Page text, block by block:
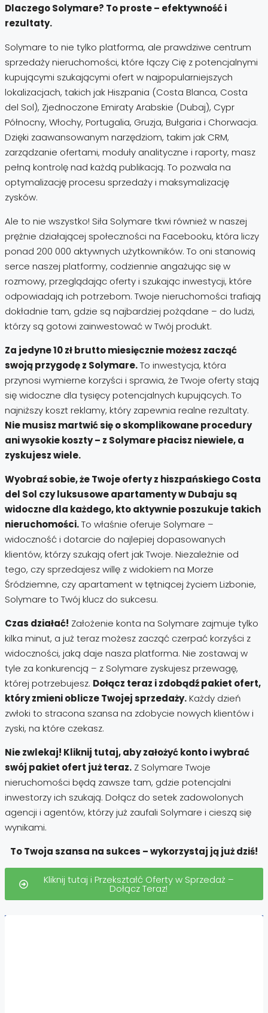
Dlaczego Solymare? To proste – efektywność i
rezultaty.
Solymare to nie tylko platforma, ale prawdziwe centrum
sprzedaży nieruchomości, które łączy Cię z potencjalnymi
kupującymi szukającymi ofert w najpopularniejszych
lokalizacjach, takich jak Hiszpania (Costa Blanca, Costa
del Sol), Zjednoczone Emiraty Arabskie (Dubaj), Cypr
Północny, Włochy, Portugalia, Gruzja, Bułgaria i Chorwacja.
Dzięki zaawansowanym narzędziom, takim jak CRM,
zarządzanie ofertami, moduły analityczne i raporty, masz
pełną kontrolę nad każdą publikacją. To pozwala na
optymalizację procesu sprzedaży i maksymalizację
zysków.
Ale to nie wszystko! Siła Solymare tkwi również w naszej
prężnie działającej społeczności na Facebooku, która liczy
ponad 200 000 aktywnych użytkowników. To oni stanowią
serce naszej platformy, codziennie angażując się w
rozmowy, przeglądając oferty i szukając inwestycji, które
odpowiadają ich potrzebom. Twoje nieruchomości trafiają
dokładnie tam, gdzie są najbardziej pożądane – do ludzi,
którzy są gotowi zainwestować w Twój produkt.
Za jedyne 10 zł brutto miesięcznie możesz zacząć
swoją przygodę z Solymare.To inwestycja, która
przynosi wymierne korzyści i sprawia, że Twoje oferty stają
się widoczne dla tysięcy potencjalnych kupujących. To
najniższy koszt reklamy, który zapewnia realne rezultaty.
Nie musisz martwić się o skomplikowane procedury
ani wysokie koszty – z Solymare płacisz niewiele, a
zyskujesz wiele.
Wyobraź sobie, że Twoje oferty z hiszpańskiego Costa
del Sol czy luksusowe apartamenty w Dubaju są
widoczne dla każdego, kto aktywnie poszukuje takich
nieruchomości.To właśnie oferuje Solymare –
widoczność i dotarcie do najlepiej dopasowanych
klientów, którzy szukają ofert jak Twoje. Niezależnie od
tego, czy sprzedajesz willę z widokiem na Morze
Śródziemne, czy apartament w tętniącej życiem Lizbonie,
Solymare to Twój klucz do sukcesu.
Czas działać! Założenie konta na Solymare zajmuje tylko
kilka minut, a już teraz możesz zacząć czerpać korzyści z
widoczności, jaką daje nasza platforma. Nie zostawaj w
tyle za konkurencją – z Solymare zyskujesz przewagę,
której potrzebujesz. Dołącz teraz i zdobądź pakiet ofert,
który zmieni oblicze Twojej sprzedaży.Każdy dzień
zwłoki to stracona szansa na zdobycie nowych klientów i
zyski, na które czekasz.
Nie zwlekaj! Kliknij tutaj, aby założyć konto i wybrać
swój pakiet ofert już teraz. Z Solymare Twoje
nieruchomości będą zawsze tam, gdzie potencjalni
inwestorzy ich szukają. Dołącz do setek zadowolonych
agencji i agentów, którzy już zaufali Solymare i cieszą się
wynikami.
To Twoja szansa na sukces – wykorzystaj ją już dziś!
Kliknij tutaj i Przekształć Oferty w Sprzedaż –
Dołącz Teraz!